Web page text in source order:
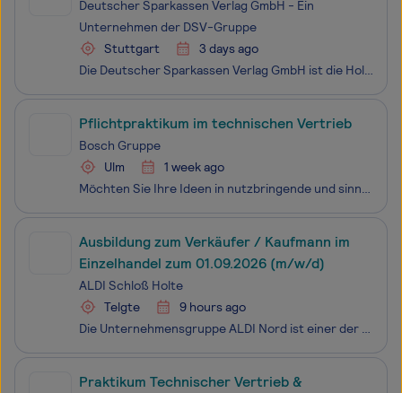
Deutscher Sparkassen Verlag GmbH - Ein
Unternehmen der DSV-Gruppe
Stuttgart
3 days ago
Die Deutscher Sparkassen Verlag GmbH ist die Holding der DSV-Gruppe, des spezialisierten Dienstleisters für die Sparkassen-Finanzgruppe. Wir gestalten die Gruppenstrategie und die Konzernstruktur, sind das Sprachrohr und der Vertrieb der DSV-Gruppe und mit Shared Services in den Bereichen Finan
Pflichtpraktikum im technischen Vertrieb
Bosch Gruppe
Ulm
1 week ago
Möchten Sie Ihre Ideen in nutzbringende und sinnvolle Technologien verwandeln? Ob im Bereich Mobility Solutions, Consumer Goods, Industrial Technology oder Energy and Building Technology - mit uns verbessern Sie die Lebensqualität der Menschen auf der ganzen Welt. Willkommen bei Bosch.Die Bosch Sich
Ausbildung zum Verkäufer / Kaufmann im
Einzelhandel zum 01.09.2026 (m/w/d)
ALDI Schloß Holte
Telgte
9 hours ago
Die Unternehmensgruppe ALDI Nord ist einer der führenden Lebensmitteleinzelhändler. Mit einer Tradition von über 110 Jahren steht ALDI für die Erfindung des Discount-Prinzips. Unsere Mission ist es, Menschen überall und jederzeit mit dem zu versorgen, was sie für ihr tägliches Leben brauchen: qualit
Praktikum Technischer Vertrieb &